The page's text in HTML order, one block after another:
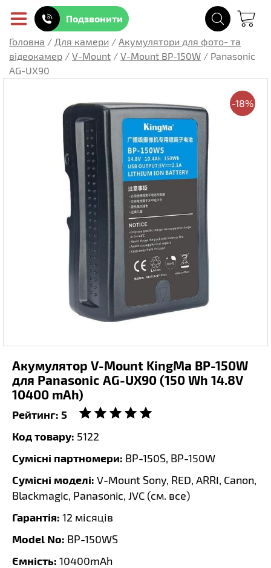
Подзвонити
Головна / Для камери / Акумулятори для фото- та
відеокамер / V-Mount / V-Mount BP-150W / Panasonic
AG-UX90
-18%
Акумулятор V-Mount KingMa BP-150W
для Panasonic AG-UX90 (150 Wh 14.8V
10400 mAh)
Рейтинг: 5
Код товару: 5122
Сумісні партномери: BP-150S, BP-150W
Сумісні моделі: V-Mount Sony, RED, ARRI, Canon,
Blackmagic, Panasonic, JVC (см. все)
Гарантія: 12 місяців
Model No: BP-150WS
Ємність: 10400mAh